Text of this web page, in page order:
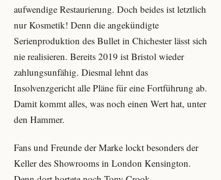
aufwendige Restaurierung. Doch beides ist letztlich
nur Kosmetik! Denn die angekündigte
Serienproduktion des Bullet in Chichester lässt sich
nie realisieren. Bereits 2019 ist Bristol wieder
zahlungsunfähig. Diesmal lehnt das
Insolvenzgericht alle Pläne für eine Fortführung ab.
Damit kommt alles, was noch einen Wert hat, unter
den Hammer.
Fans und Freunde der Marke lockt besonders der
Keller des Showrooms in London Kensington.